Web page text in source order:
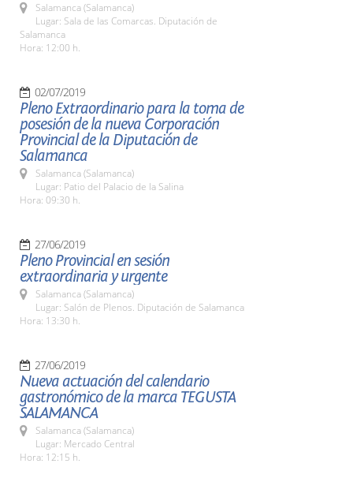
Salamanca (Salamanca)
Lugar: Sala de las Comarcas. Diputación de
Salamanca
Hora: 12:00 h.
02/07/2019
Pleno Extraordinario para la toma de
posesión de la nueva Corporación
Provincial de la Diputación de
Salamanca
Salamanca (Salamanca)
Lugar: Patio del Palacio de la Salina
Hora: 09:30 h.
27/06/2019
Pleno Provincial en sesión
extraordinaria y urgente
Salamanca (Salamanca)
Lugar: Salón de Plenos. Diputación de Salamanca
Hora: 13:30 h.
27/06/2019
Nueva actuación del calendario
gastronómico de la marca TEGUSTA
SALAMANCA
Salamanca (Salamanca)
Lugar: Mercado Central
Hora: 12:15 h.